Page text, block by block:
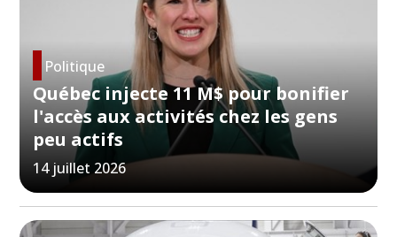
Politique
Québec injecte 11 M$ pour bonifier
l'accès aux activités chez les gens
peu actifs
14 juillet 2026